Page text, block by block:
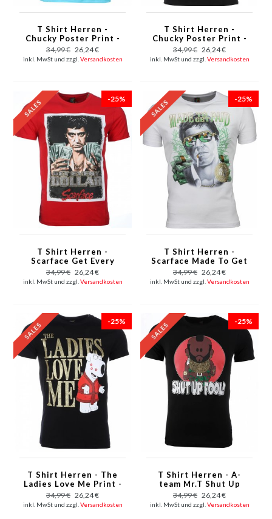
T Shirt Herren -
Chucky Poster Print -
Blau
34,99 € 26,24 €
inkl. MwSt und zzgl. Versandkosten
T Shirt Herren -
Chucky Poster Print -
Schwarz
34,99 € 26,24 €
inkl. MwSt und zzgl. Versandkosten
-25%
T Shirt Herren -
Scarface Get Every
Dollar Print - Rot
34,99 € 26,24 €
inkl. MwSt und zzgl. Versandkosten
-25%
T Shirt Herren -
Scarface Made To Get
Paid Print - Weiß
34,99 € 26,24 €
inkl. MwSt und zzgl. Versandkosten
-25%
T Shirt Herren - The
Ladies Love Me Print -
Schwarz
34,99 € 26,24 €
inkl. MwSt und zzgl. Versandkosten
-25%
T Shirt Herren - A-
team Mr.T Shut Up
Fool Print - Schwarz
34,99 € 26,24 €
inkl. MwSt und zzgl. Versandkosten